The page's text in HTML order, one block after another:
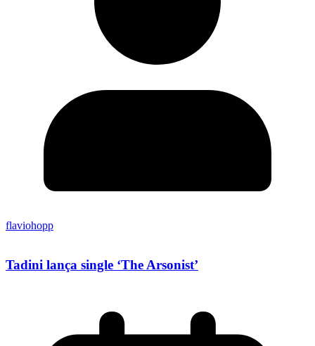
flaviohopp
Tadini lança single ‘The Arsonist’